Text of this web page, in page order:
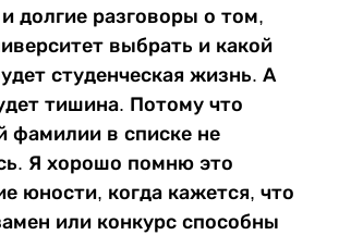
долгие разговоры о том,
выбрать и какой
студенческая жизнь. А
тишина. Потому что
фамилии в списке не
Я хорошо помню это
юности, когда кажется, что
или конкурс способны